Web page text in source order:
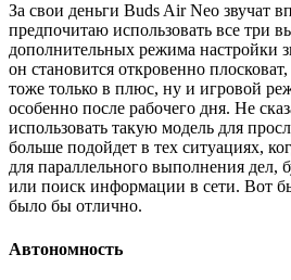
За свои деньги Buds Air Neo звучат
предпочитаю использовать все три
дополнительных режима настройки
он становится откровенно
тоже только в плюс, ну и игровой
особенно после рабочего дня. Не
использовать такую модель для
больше подойдет в тех ситуациях,
для параллельного выполнения дел,
или поиск информации в сети. Вот
было бы отлично.
Автономность